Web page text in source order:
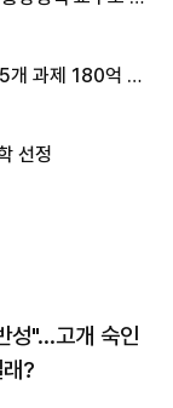
개 과제 180억 지
선정
성"…고개 숙인
?